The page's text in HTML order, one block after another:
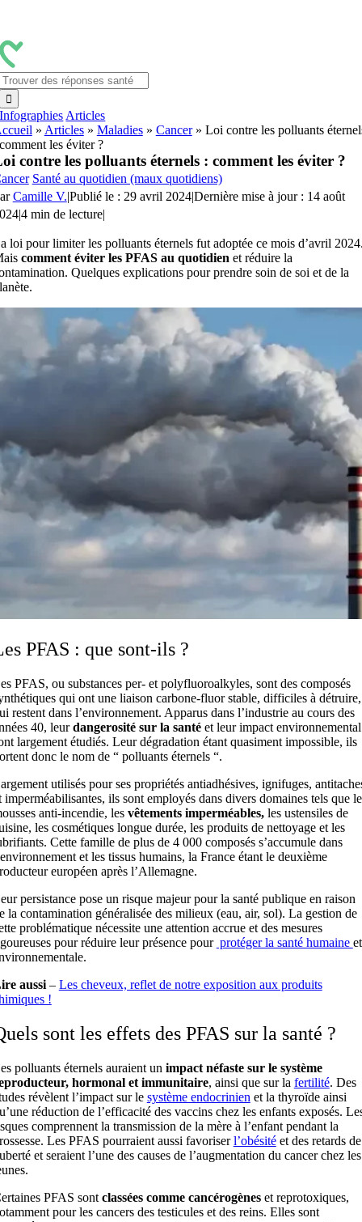
contenu
Infographies Articles
» Articles» Maladies» Cancer» Loi contre les polluants
les éviter ?
contre les polluants éternels : comment les éviter ?
Santé au quotidien (maux quotidiens)
Camille V.|Publié le : 29 avril 2024|Dernière mise à jour : 14 août
|4 min de lecture|
loi pour limiter les polluants éternels fut adoptée ce mois d’avril
comment éviter les PFAS au quotidien et réduire la
Quelques explications pour prendre soin de soi et de la
PFAS : que sont-ils ?
PFAS, ou substances per- et polyfluoroalkyles, sont des composés
qui ont une liaison carbone-fluor stable, difficiles à détruire,
restent dans l’environnement. Apparus dans l’industrie au cours des
40, leurdangerosité sur la santé et leur impact environnemental
largement étudiés. Leur dégradation étant quasiment impossible, ils
donc le nom de “ polluants éternels “.
utilisés pour ses propriétés antiadhésives, ignifuges,
imperméabilisantes, ils sont employés dans divers domaines tels que
anti-incendie, les vêtements imperméables,les ustensiles de
les cosmétiques longue durée, les produits de nettoyage et les
Cette famille de plus de 4 000 composés s’accumule dans
et les tissus humains, la France étant le deuxième
européen après l’Allemagne.
persistance pose un risque majeur pour la santé publique en raison
la contamination généralisée des milieux (eau, air, sol). La gestion de
problématique nécessite une attention accrue et des mesures
pour réduire leur présence pour protéger la santé humaine et
aussi– Les cheveux, reflet de notre exposition aux produits
!
sont les effets des PFAS sur la santé ?
polluants éternels auraient un impact néfaste sur le système
hormonal et immunitaire, ainsi que sur la fertilité. Des
révèlent l’impact sur le système endocrinien et la thyroïde ainsi
réduction de l’efficacité des vaccins chez les enfants exposés.
comprennent la transmission de la mère à l’enfant pendant la
Les PFAS pourraient aussi favoriserl’obésitéet des retards de
et seraient l’une des causes de l’augmentation du cancer chez les
PFAS sontclassées comme cancérogèneset reprotoxiques,
pour les cancers des testicules et des reins. Elles sont